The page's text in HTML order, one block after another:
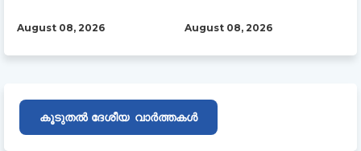
August 08, 2026 August 08, 2026
കൂടുതൽ ദേശീയ വാർത്തകൾ